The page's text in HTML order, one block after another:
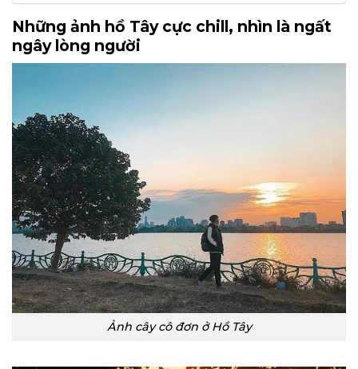
Những ảnh hồ Tây cực chill, nhìn là ngất
ngây lòng người
Ảnh cây cô đơn ở Hồ Tây